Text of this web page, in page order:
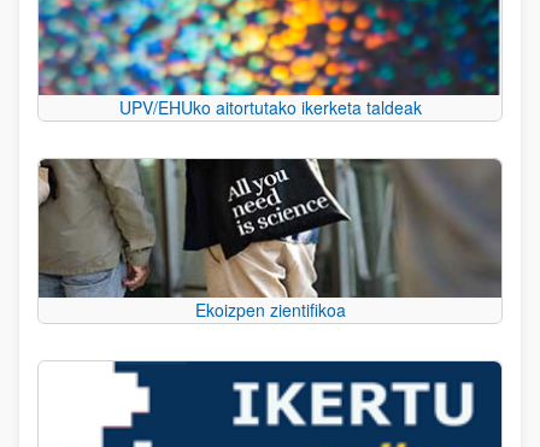
UPV/EHUko aitortutako ikerketa taldeak
Ekoizpen zientifikoa